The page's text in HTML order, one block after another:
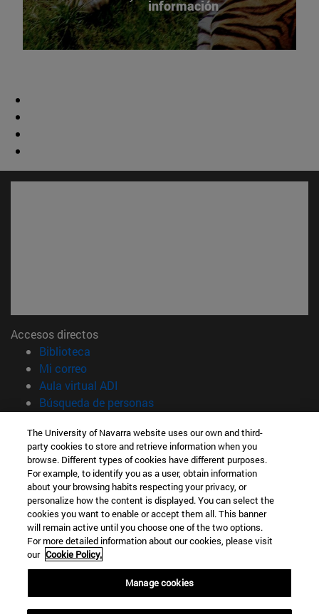
información
Accesos directos
Biblioteca
Mi correo(abre en nueva ventana)
Aula virtual ADI
Búsqueda de personas(abre en nueva ventana)
Información
TFNO +34 948 42 56 14
¿QUÉ GRADO TE INTERESA?
¿QUÉ MÁSTER TE INTERESA?
© Universidad de Navarra
Información legal
Accesibilidad
Configuración de cookies
Localizador de campus
The University of Navarra website uses our own and third-
party cookies to store and retrieve information when you
browse. Different types of cookies have different purposes.
For example, to identify you as a user, obtain information
about your browsing habits respecting your privacy, or
personalize how the content is displayed. You can select the
cookies you want to enable or accept them all. This banner
will remain active until you choose one of the two options.
For more detailed information about our cookies, please visit
our Cookie Policy.
Manage cookies